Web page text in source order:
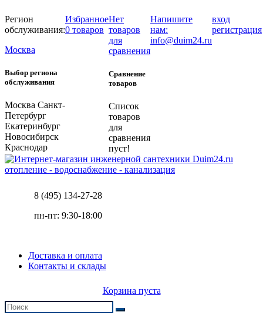
Регион
обслуживания:
Москва
Выбор региона
обслуживания
Москва Санкт-
Петербург
Екатеринбург
Новосибирск
Краснодар
Избранное
0 товаров
Нет
товаров
для
сравнения
Сравнение
товаров
Список
товаров
для
сравнения
пуст!
Напишите
нам:
info@duim24.ru
вход
регистрация
отопление - водоснабжение - канализация
8 (495) 134-27-28
пн-пт: 9:30-18:00
Доставка и оплата
Контакты и склады
Корзина пуста